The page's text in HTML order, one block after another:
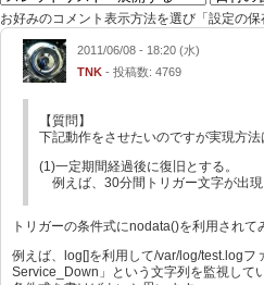
お好みのコメント表示方法を選び「設定の
2011/06/08 - 18:20 (水)
TNK - 投稿数: 4769
【質問】
下記動作をさせたいのですが実現方
(1)一定期間経過後に復旧とする。
例えば、30分間トリガー文字が出現
トリガーの条件式にnodata()を利用されて
例えば、log[]を利用して/var/log/test.logフ
Service_Down」という文字列を監視して